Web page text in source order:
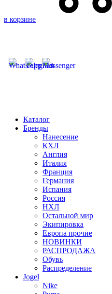
в корзине
Каталог
Бренды
Нанесение
КХЛ
Англия
Италия
Франция
Германия
Испания
Россия
НХЛ
Остальной мир
Экипировка
Европа прочие
НОВИНКИ
РАСПРОДАЖА
Обувь
Распределение
Jogel
Nike